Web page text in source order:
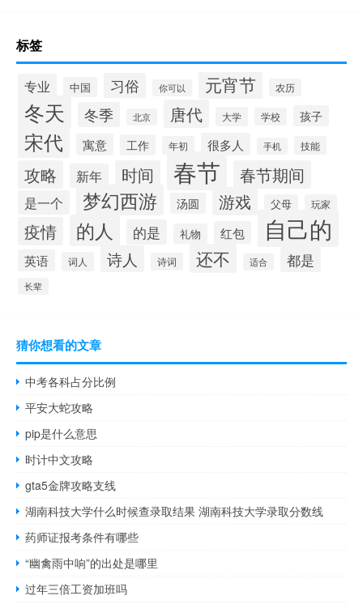
标签
专业 中国 习俗 你可以 元宵节 农历
冬天 冬季 北京 唐代 大学 学校 孩子
宋代 寓意 工作 年初 很多人 手机 技能
攻略 新年 时间 春节 春节期间
是一个 梦幻西游 汤圆 游戏 父母 玩家
疫情 的人 的是 礼物 红包 自己的
英语 词人 诗人 诗词 还不 适合 都是
长辈
猜你想看的文章
中考各科占分比例
平安大蛇攻略
pip是什么意思
时计中文攻略
gta5金牌攻略支线
湖南科技大学什么时候查录取结果 湖南科技大学录取分数线
药师证报考条件有哪些
“幽禽雨中响”的出处是哪里
过年三倍工资加班吗